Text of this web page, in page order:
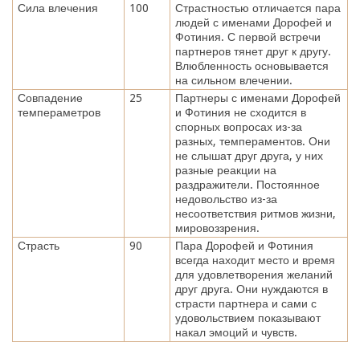
Сила влечения 100
Страстностью отличается пара
людей с именами Дорофей и
Фотиния. С первой встречи
партнеров тянет друг к другу.
Влюбленность основывается
на сильном влечении.
Совпадение
темпераметров
25
Партнеры с именами Дорофей
и Фотиния не сходится в
спорных вопросах из-за
разных, темпераментов. Они
не слышат друг друга, у них
разные реакции на
раздражители. Постоянное
недовольство из-за
несоответствия ритмов жизни,
мировоззрения.
Страсть
90
Пара Дорофей и Фотиния
всегда находит место и время
для удовлетворения желаний
друг друга. Они нуждаются в
страсти партнера и сами с
удовольствием показывают
накал эмоций и чувств.